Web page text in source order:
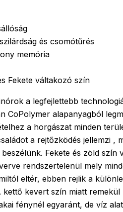
és csomótűrés
memória
Fekete váltakozó szín
a legfejlettebb
CoPolymer alapanyagból
a horgászat minden
a rejtőzködés jellemzi ,
Fekete és zöld szín
rendszertelenül mely
eltér, ebben rejlik a
kettő kevert szín miatt remekül
fénynél egyaránt, de víz